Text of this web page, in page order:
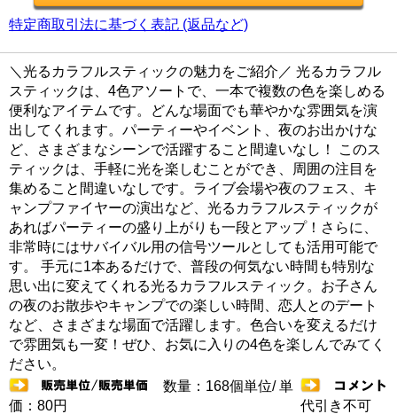
特定商取引法に基づく表記 (返品など)
＼光るカラフルスティックの魅力をご紹介／ 光るカラフル
スティックは、4色アソートで、一本で複数の色を楽しめる
便利なアイテムです。どんな場面でも華やかな雰囲気を演
出してくれます。パーティーやイベント、夜のお出かけな
ど、さまざまなシーンで活躍すること間違いなし！ このス
ティックは、手軽に光を楽しむことができ、周囲の注目を
集めること間違いなしです。ライブ会場や夜のフェス、キ
ャンプファイヤーの演出など、光るカラフルスティックが
あればパーティーの盛り上がりも一段とアップ！さらに、
非常時にはサバイバル用の信号ツールとしても活用可能で
す。 手元に1本あるだけで、普段の何気ない時間も特別な
思い出に変えてくれる光るカラフルスティック。お子さん
の夜のお散歩やキャンプでの楽しい時間、恋人とのデート
など、さまざまな場面で活躍します。色合いを変えるだけ
で雰囲気も一変！ぜひ、お気に入りの4色を楽しんでみてく
ださい。
数量：168個単位/ 単
価：80円
代引き不可